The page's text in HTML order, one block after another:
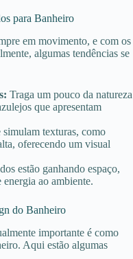
para Banheiro
em movimento, e com os
algumas tendências se
Traga um pouco da natureza
que apresentam
texturas, como
oferecendo um visual
estão ganhando espaço,
ao ambiente.
do Banheiro
importante é como
Aqui estão algumas